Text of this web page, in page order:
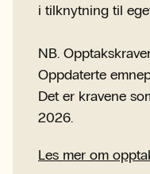
i tilknytning til
NB.
Oppdaterte
Det er kravene
2026.
Les mer om